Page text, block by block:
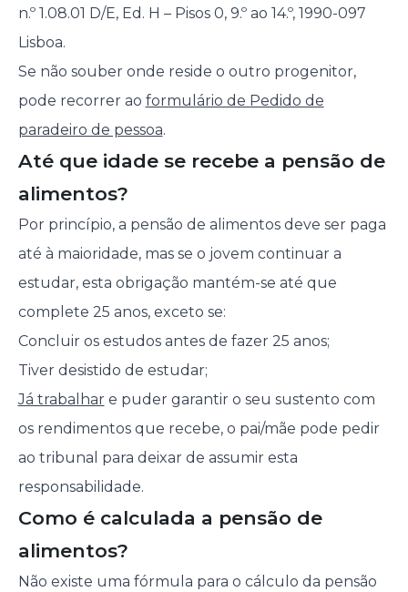
n.º 1.08.01 D/E, Ed. H – Pisos 0, 9.º ao 14.º, 1990-097
Lisboa.
Se não souber onde reside o outro progenitor,
pode recorrer ao formulário de Pedido de
paradeiro de pessoa.
Até que idade se recebe a pensão de
alimentos?
Por princípio, a pensão de alimentos deve ser paga
até à maioridade, mas se o jovem continuar a
estudar, esta obrigação mantém-se até que
complete 25 anos, exceto se:
Concluir os estudos antes de fazer 25 anos;
Tiver desistido de estudar;
Já trabalhare puder garantir o seu sustento com
os rendimentos que recebe, o pai/mãe pode pedir
ao tribunal para deixar de assumir esta
responsabilidade.
Como é calculada a pensão de
alimentos?
Não existe uma fórmula para o cálculo da pensão